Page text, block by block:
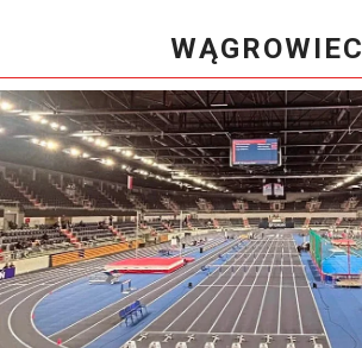
WĄGROWIEC